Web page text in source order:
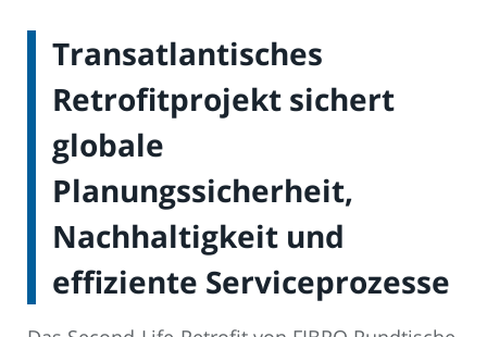
Transatlantisches
Retrofitprojekt sichert
globale
Planungssicherheit,
Nachhaltigkeit und
effiziente Serviceprozesse